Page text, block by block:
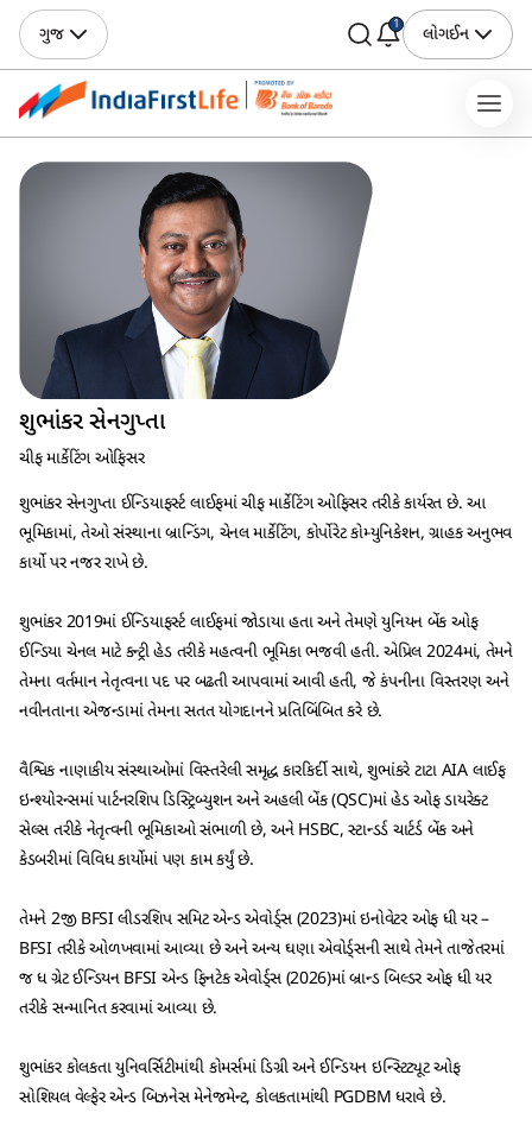
ગુજ 1 લોગઈન
શુભાંકર સેનગુપ્તા
ચીફ માર્કેટિંગ ઓફિસર
શુભાંકર સેનગુપ્તા ઈન્ડિયાફર્સ્ટ લાઈફમાં ચીફ માર્કેટિંગ ઓફિસર તરીકે કાર્યરત છે. આ
ભૂમિકામાં, તેઓ સંસ્થાના બ્રાન્ડિંગ, ચેનલ માર્કેટિંગ, કોર્પોરેટ કોમ્યુનિકેશન, ગ્રાહક અનુભવ
કાર્યો પર નજર રાખે છે.
શુભાંકર 2019માં ઈન્ડિયાફર્સ્ટ લાઈફમાં જોડાયા હતા અને તેમણે યુનિયન બેંક ઓફ
ઈન્ડિયા ચેનલ માટે કન્ટ્રી હેડ તરીકે મહત્વની ભૂમિકા ભજવી હતી. એપ્રિલ 2024માં, તેમને
તેમના વર્તમાન નેતૃત્વના પદ પર બઢતી આપવામાં આવી હતી, જે કંપનીના વિસ્તરણ અને
નવીનતાના એજન્ડામાં તેમના સતત યોગદાનને પ્રતિબિંબિત કરે છે.
વૈશ્વિક નાણાકીય સંસ્થાઓમાં વિસ્તરેલી સમૃદ્ધ કારકિર્દી સાથે, શુભાંકરે ટાટા AIA લાઈફ
ઇન્શ્યોરન્સમાં પાર્ટનરશિપ ડિસ્ટ્રિબ્યુશન અને અહલી બેંક (QSC)માં હેડ ઓફ ડાયરેક્ટ
સેલ્સ તરીકે નેતૃત્વની ભૂમિકાઓ સંભાળી છે, અને HSBC, સ્ટાન્ડર્ડ ચાર્ટર્ડ બેંક અને
કેડબરીમાં વિવિધ કાર્યોમાં પણ કામ કર્યું છે.
તેમને 2જી BFSI લીડરશિપ સમિટ એન્ડ એવોર્ડ્સ (2023)માં ઇનોવેટર ઓફ ધી યર –
BFSI તરીકે ઓળખવામાં આવ્યા છે અને અન્ય ઘણા એવોર્ડ્સની સાથે તેમને તાજેતરમાં
જ ધ ગ્રેટ ઈન્ડિયન BFSI એન્ડ ફિનટેક એવોર્ડ્સ (2026)માં બ્રાન્ડ બિલ્ડર ઓફ ધી યર
તરીકે સન્માનિત કરવામાં આવ્યા છે.
શુભાંકર કોલકતા યુનિવર્સિટીમાંથી કોમર્સમાં ડિગ્રી અને ઈન્ડિયન ઇન્સ્ટિટ્યૂટ ઓફ
સોશિયલ વેલ્ફેર એન્ડ બિઝનેસ મેનેજમેન્ટ, કોલકતામાંથી PGDBM ધરાવે છે.